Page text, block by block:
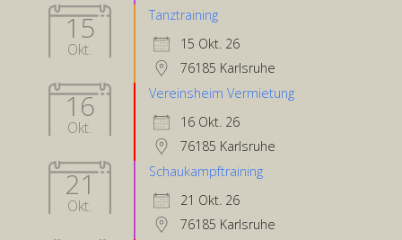
15
Okt.
Tanztraining
15 Okt. 26
76185 Karlsruhe
16
Okt.
Vereinsheim Vermietung
16 Okt. 26
76185 Karlsruhe
21
Okt.
Schaukampftraining
21 Okt. 26
76185 Karlsruhe